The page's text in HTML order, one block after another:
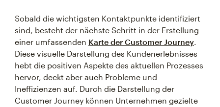
Sobald die wichtigsten Kontaktpunkte identifiziert
sind, besteht der nächste Schritt in der Erstellung
einer umfassenden Karte der Customer Journey.
Diese visuelle Darstellung des Kundenerlebnisses
hebt die positiven Aspekte des aktuellen Prozesses
hervor, deckt aber auch Probleme und
Ineffizienzen auf. Durch die Darstellung der
Customer Journey können Unternehmen gezielte